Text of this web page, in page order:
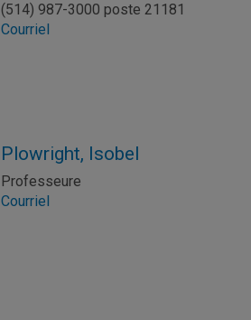
(514) 987-3000 poste 21181
Courriel
Plowright, Isobel
Professeure
Courriel